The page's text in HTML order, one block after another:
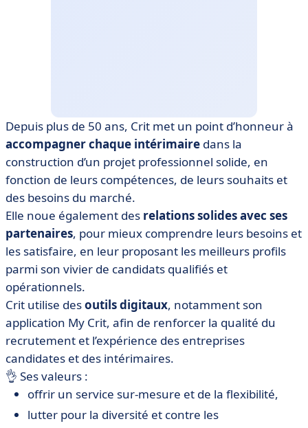
Depuis plus de 50 ans, Crit met un point d’honneur à
accompagner chaque intérimaire dans la
construction d’un projet professionnel solide, en
fonction de leurs compétences, de leurs souhaits et
des besoins du marché.
Elle noue également des relations solides avec ses
partenaires, pour mieux comprendre leurs besoins et
les satisfaire, en leur proposant les meilleurs profils
parmi son vivier de candidats qualifiés et
opérationnels.
Crit utilise desoutils digitaux, notamment son
application My Crit, afin de renforcer la qualité du
recrutement et l’expérience des entreprises
candidates et des intérimaires.
👌 Ses valeurs :
offrir un service sur-mesure et de la flexibilité,
lutter pour la diversité et contre les